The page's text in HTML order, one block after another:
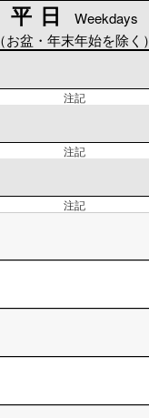
平日
Weekdays
（お盆・年末年始を除く）
注記
注記
注記